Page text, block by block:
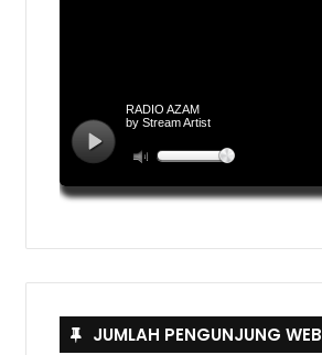
JUMLAH PENGUNJUNG WEB